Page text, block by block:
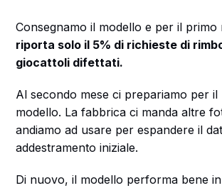
Consegnamo il modello e per il primo
riporta solo il 5% di richieste di
giocattoli difettati.
Al secondo mese ci prepariamo per il
modello. La fabbrica ci manda altre
andiamo ad usare per espandere il
addestramento iniziale.
Di nuovo, il modello performa bene